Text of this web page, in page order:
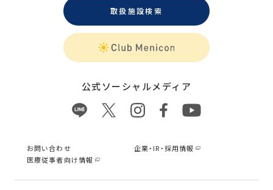
取扱施設検索
公式ソーシャルメディア
お問い合わせ
企業・IR・採用情報
医療従事者向け情報